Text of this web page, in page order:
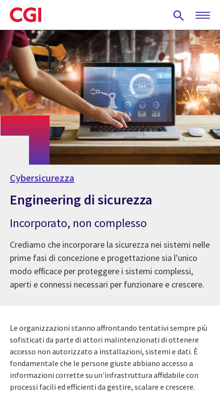
Skip
to
main
content
Cybersicurezza
Engineering di sicurezza
Incorporato, non complesso
Crediamo che incorporare la sicurezza nei sistemi nelle
prime fasi di concezione e progettazione sia l'unico
modo efficace per proteggere i sistemi complessi,
aperti e connessi necessari per funzionare e crescere.
Le organizzazioni stanno affrontando tentativi sempre più
sofisticati da parte di attori malintenzionati di ottenere
accesso non autorizzato a installazioni, sistemi e dati. È
fondamentale che le persone giuste abbiano accesso a
informazioni corrette su un'infrastruttura affidabile con
processi facili ed efficienti da gestire, scalare e crescere.